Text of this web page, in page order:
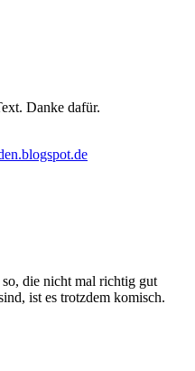
Danke dafür.
die nicht mal richtig gut
ist es trotzdem komisch.